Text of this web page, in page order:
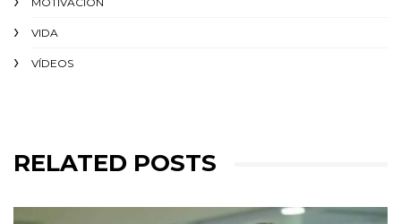
VIDA
VÍDEOS
RELATED POSTS